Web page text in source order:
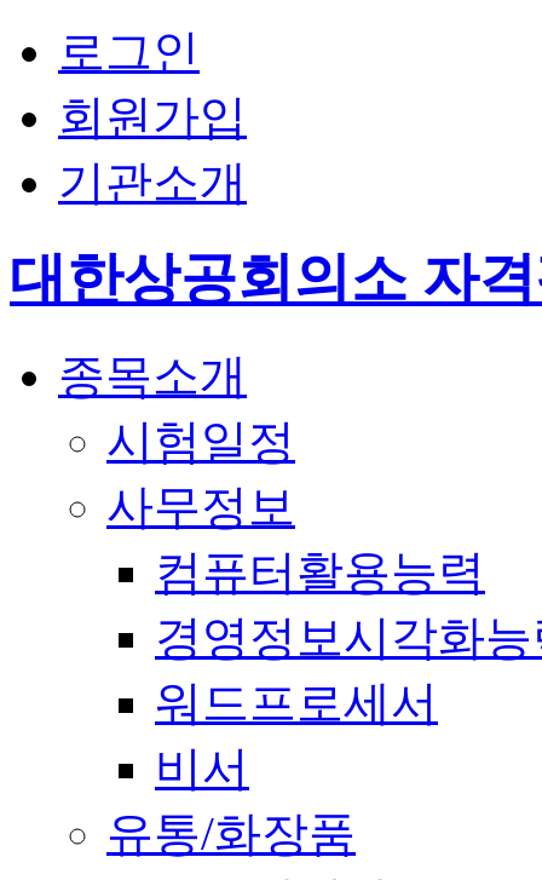
로그인
회원가입
기관소개
대한상공회의소 자
종목소개
시험일정
사무정보
컴퓨터활용능력
경영정보시각화
워드프로세서
비서
유통/화장품